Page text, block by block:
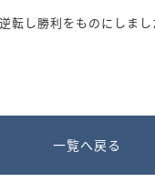
し勝利をものにしま
一覧へ戻る